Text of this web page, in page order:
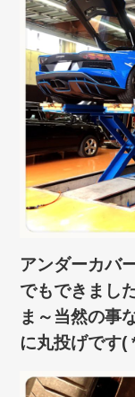
アンダーカバ
ま～当然の事
に丸投げです(